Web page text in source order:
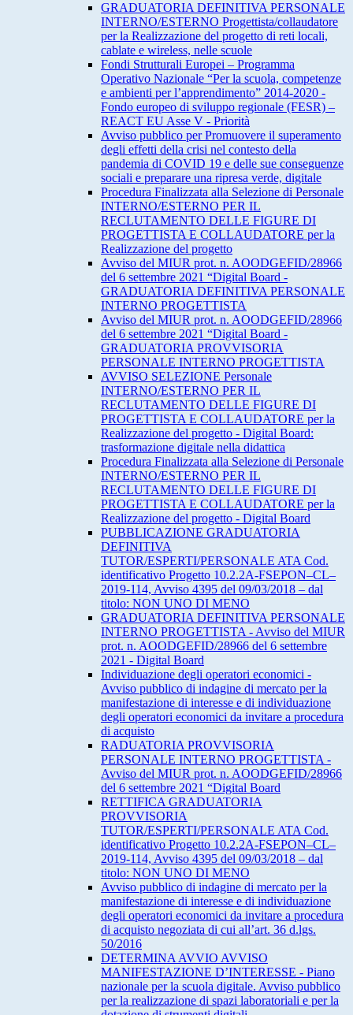
GRADUATORIA DEFINITIVA PERSONALE
INTERNO/ESTERNO Progettista/collaudatore
per la Realizzazione del progetto di reti locali,
cablate e wireless, nelle scuole
Fondi Strutturali Europei – Programma
Operativo Nazionale “Per la scuola, competenze
e ambienti per l’apprendimento” 2014-2020 -
Fondo europeo di sviluppo regionale (FESR) –
REACT EU Asse V - Priorità
Avviso pubblico per Promuovere il superamento
degli effetti della crisi nel contesto della
pandemia di COVID 19 e delle sue conseguenze
sociali e preparare una ripresa verde, digitale
Procedura Finalizzata alla Selezione di Personale
INTERNO/ESTERNO PER IL
RECLUTAMENTO DELLE FIGURE DI
PROGETTISTA E COLLAUDATORE per la
Realizzazione del progetto
Avviso del MIUR prot. n. AOODGEFID/28966
del 6 settembre 2021 “Digital Board -
GRADUATORIA DEFINITIVA PERSONALE
INTERNO PROGETTISTA
Avviso del MIUR prot. n. AOODGEFID/28966
del 6 settembre 2021 “Digital Board -
GRADUATORIA PROVVISORIA
PERSONALE INTERNO PROGETTISTA
AVVISO SELEZIONE Personale
INTERNO/ESTERNO PER IL
RECLUTAMENTO DELLE FIGURE DI
PROGETTISTA E COLLAUDATORE per la
Realizzazione del progetto - Digital Board:
trasformazione digitale nella didattica
Procedura Finalizzata alla Selezione di Personale
INTERNO/ESTERNO PER IL
RECLUTAMENTO DELLE FIGURE DI
PROGETTISTA E COLLAUDATORE per la
Realizzazione del progetto - Digital Board
PUBBLICAZIONE GRADUATORIA
DEFINITIVA
TUTOR/ESPERTI/PERSONALE ATA Cod.
identificativo Progetto 10.2.2A-FSEPON–CL–
2019-114, Avviso 4395 del 09/03/2018 – dal
titolo: NON UNO DI MENO
GRADUATORIA DEFINITIVA PERSONALE
INTERNO PROGETTISTA - Avviso del MIUR
prot. n. AOODGEFID/28966 del 6 settembre
2021 - Digital Board
Individuazione degli operatori economici -
Avviso pubblico di indagine di mercato per la
manifestazione di interesse e di individuazione
degli operatori economici da invitare a procedura
di acquisto
RADUATORIA PROVVISORIA
PERSONALE INTERNO PROGETTISTA -
Avviso del MIUR prot. n. AOODGEFID/28966
del 6 settembre 2021 “Digital Board
RETTIFICA GRADUATORIA
PROVVISORIA
TUTOR/ESPERTI/PERSONALE ATA Cod.
identificativo Progetto 10.2.2A-FSEPON–CL–
2019-114, Avviso 4395 del 09/03/2018 – dal
titolo: NON UNO DI MENO
Avviso pubblico di indagine di mercato per la
manifestazione di interesse e di individuazione
degli operatori economici da invitare a procedura
di acquisto negoziata di cui all’art. 36 d.lgs.
50/2016
DETERMINA AVVIO AVVISO
MANIFESTAZIONE D’INTERESSE - Piano
nazionale per la scuola digitale. Avviso pubblico
per la realizzazione di spazi laboratoriali e per la